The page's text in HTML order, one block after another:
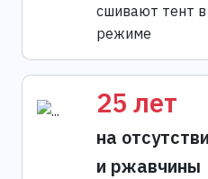
сшивают тент
режиме
25 лет
на
и ржавчины